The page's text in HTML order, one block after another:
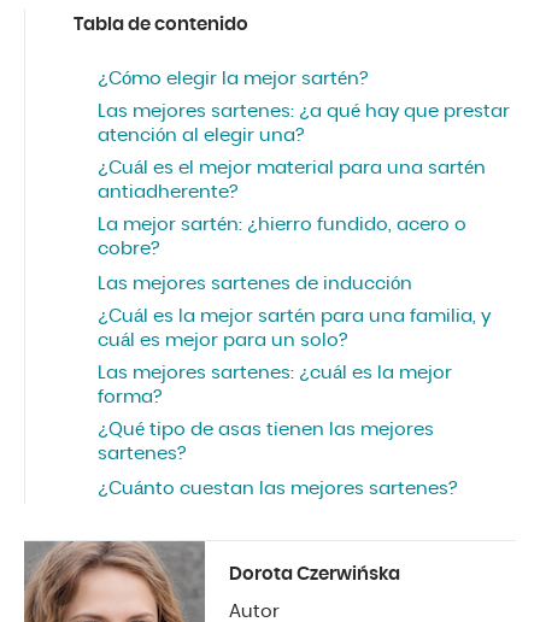
Tabla de contenido
¿Cómo elegir la mejor sartén?
Las mejores sartenes: ¿a qué hay que prestar
atención al elegir una?
¿Cuál es el mejor material para una sartén
antiadherente?
La mejor sartén: ¿hierro fundido, acero o
cobre?
Las mejores sartenes de inducción
¿Cuál es la mejor sartén para una familia, y
cuál es mejor para un solo?
Las mejores sartenes: ¿cuál es la mejor
forma?
¿Qué tipo de asas tienen las mejores
sartenes?
¿Cuánto cuestan las mejores sartenes?
Dorota Czerwińska
Autor